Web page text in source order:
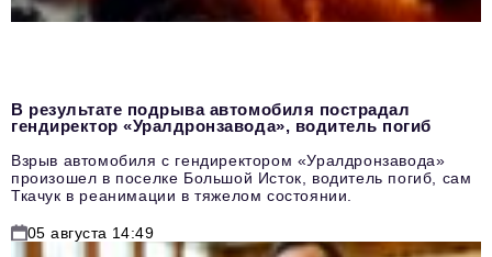
В результате подрыва автомобиля пострадал
гендиректор «Уралдронзавода», водитель погиб
Взрыв автомобиля с гендиректором «Уралдронзавода»
произошел в поселке Большой Исток, водитель погиб, сам
Ткачук в реанимации в тяжелом состоянии.
05 августа 14:49